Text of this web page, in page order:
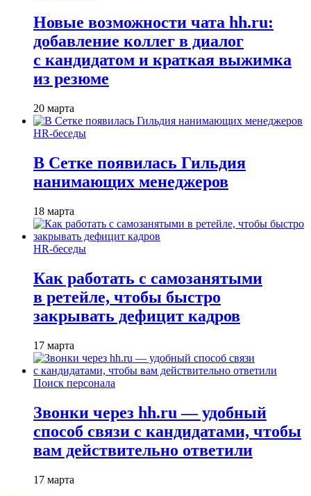
Новые возможности чата hh.ru:
добавление коллег в диалог
с кандидатом и краткая выжимка
из резюме
20 марта
HR-беседы
В Сетке появилась Гильдия
нанимающих менеджеров
18 марта
HR-беседы
Как работать с самозанятыми
в ретейле, чтобы быстро
закрывать дефицит кадров
17 марта
Поиск персонала
Звонки через hh.ru — удобный
способ связи с кандидатами, чтобы
вам действительно ответили
17 марта